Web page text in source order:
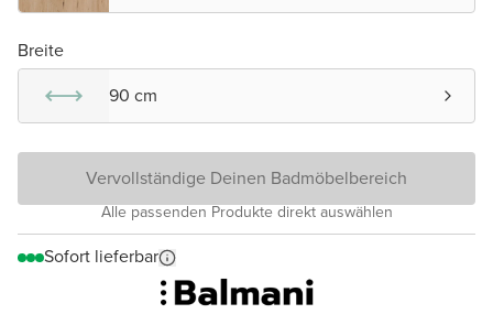
Breite
90 cm
Vervollständige Deinen Badmöbelbereich
Alle passenden Produkte direkt auswählen
Sofort lieferbar